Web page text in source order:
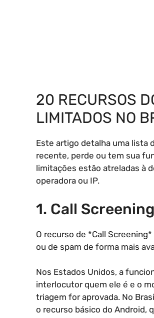
20 RECURSOS
LIMITADOS NO
Este artigo detalha uma lista
recente, perde ou tem sua
limitações estão atreladas à
operadora ou IP.
1. Call
O recurso de *Call
ou de spam de forma mais
Nos Estados Unidos, a
interlocutor quem ele é e o
triagem for aprovada. No
o recurso básico do Android,